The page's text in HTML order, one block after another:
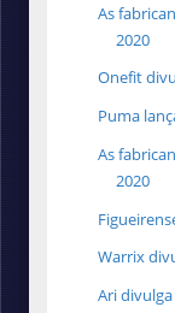
As
2020
Onefit
Puma
As
2020
Warrix
Ari